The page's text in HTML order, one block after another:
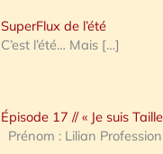
SuperFlux de l’été
C’est l’été… Mais […]
Épisode 17 // « Je suis
Prénom : Lilian